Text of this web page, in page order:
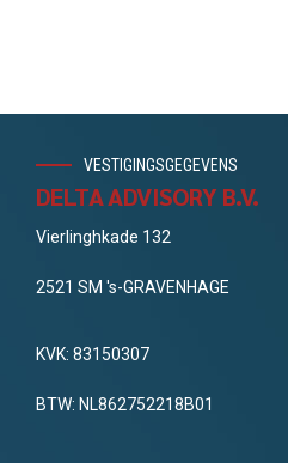
VESTIGINGSGEGEVENS
DELTA ADVISORY B.V.
Vierlinghkade 132
2521 SM 's-GRAVENHAGE
KVK: 83150307
BTW: NL862752218B01